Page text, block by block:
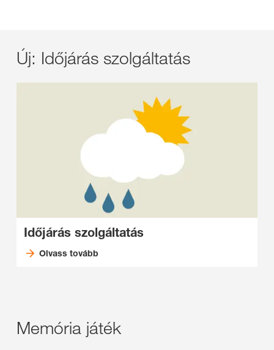
Új: Időjárás szolgáltatás
Időjárás szolgáltatás
Olvass tovább
Memória játék